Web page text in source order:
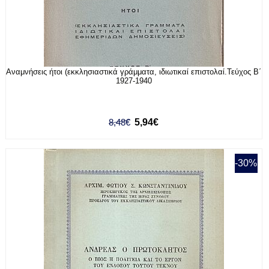
Αναμνήσεις ήτοι (εκκλησιαστικά γράμματα, ιδιωτικαί επιστολαί.Τεύχος Β΄
1927-1940
8,48€ 5,94€
-30%